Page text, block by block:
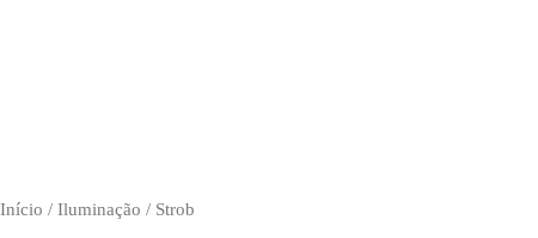
Início / Iluminação / Strob